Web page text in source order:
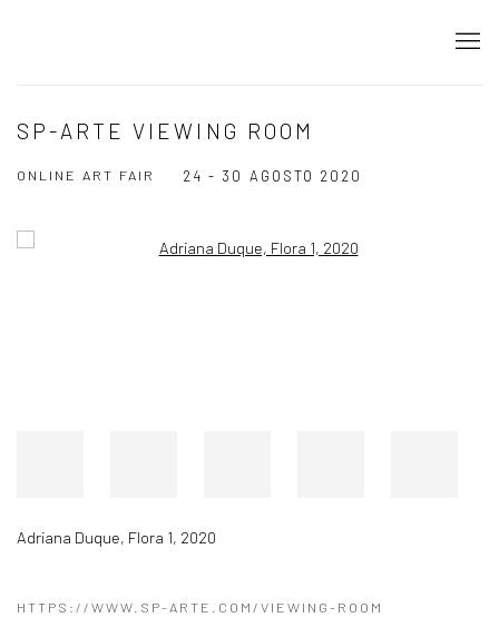
SP-ARTE VIEWING ROOM
ONLINE ART FAIR 24 - 30 AGOSTO 2020
Open a larger version of the following image in a popup:
Adriana Duque, Flora 1, 2020
HTTPS://WWW.SP-ARTE.COM/VIEWING-ROOM